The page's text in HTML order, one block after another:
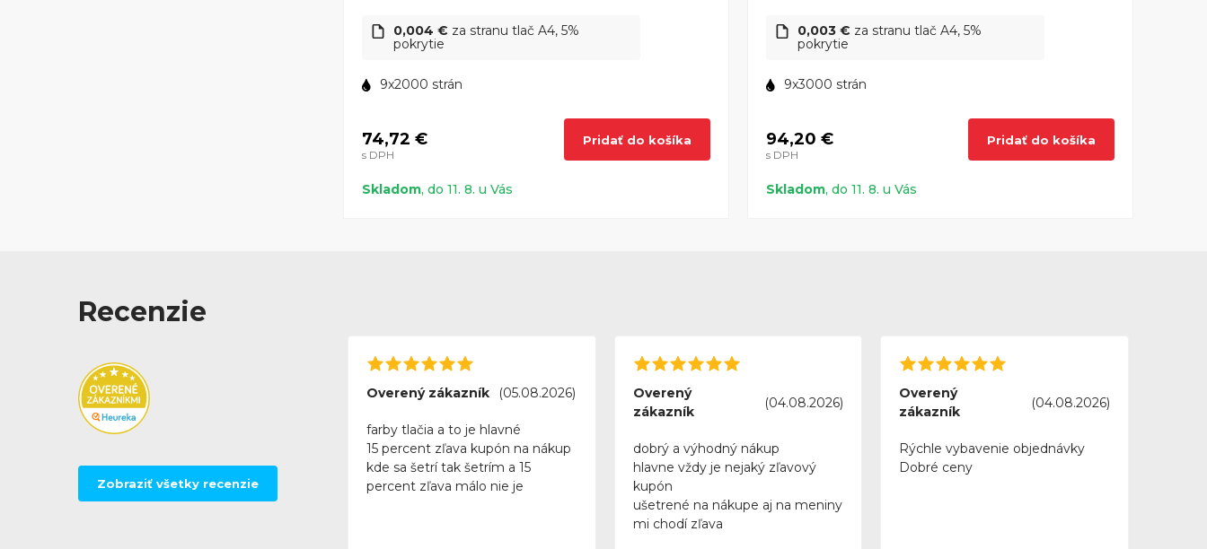
0,004 € za stranu tlač A4, 5%
pokrytie
9x2000 strán
74,72 €
s DPH
Pridať do košíka
Skladom, do 11. 8. u Vás
0,003 € za stranu tlač A4, 5%
pokrytie
9x3000 strán
94,20 €
s DPH
Pridať do košíka
Skladom, do 11. 8. u Vás
Recenzie
Zobraziť všetky recenzie
Overený zákazník (05.08.2026)
farby tlačia a to je hlavné
15 percent zľava kupón na nákup
kde sa šetrí tak šetrím a 15
percent zľava málo nie je
Overený
zákazník
(04.08.2026)
dobrý a výhodný nákup
hlavne vždy je nejaký zľavový
kupón
ušetrené na nákupe aj na meniny
mi chodí zľava
Overený
zákazník
(04.08.2026)
Rýchle vybavenie objednávky
Dobré ceny